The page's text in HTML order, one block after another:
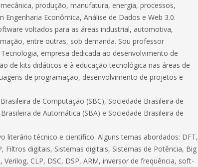
produção, manufatura, energia, processos,
Econômica, Análise de Dados e Web 3.0.
voltados para as áreas industrial, automotiva,
entre outras, sob demanda. Sou professor
empresa dedicada ao desenvolvimento de
de kits didáticos e à educação tecnológica nas áreas de
de programação, desenvolvimento de projetos e
de Computação (SBC), Sociedade Brasileira de
de Automática (SBA) e Sociedade Brasileira de
literário técnico e científico. Alguns temas abordados: DFT,
Filtros digitais, Sistemas digitais, Sistemas de Potência, Big
Verilog, CLP, DSC, DSP, ARM, inversor de frequência, soft-